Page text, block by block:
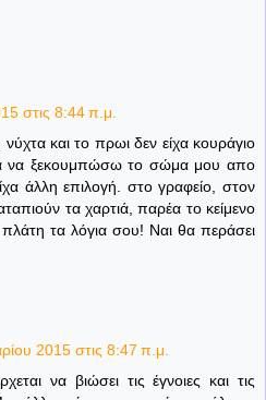
στις 8:44 π.μ.
και το πρωι δεν είχα κουράγιο
να ξεκουμπώσω το σώμα μου απο
άλλη επιλογή. στο γραφείο, στον
τα χαρτιά, παρέα το κείμενο
τα λόγια σου! Ναι θα περάσει
2015 στις 8:47 π.μ.
να βιώσει τις έγνοιες και τις